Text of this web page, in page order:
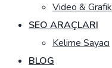
Video & Grafik
SEO ARAÇLARI
Kelime Sayacı
BLOG